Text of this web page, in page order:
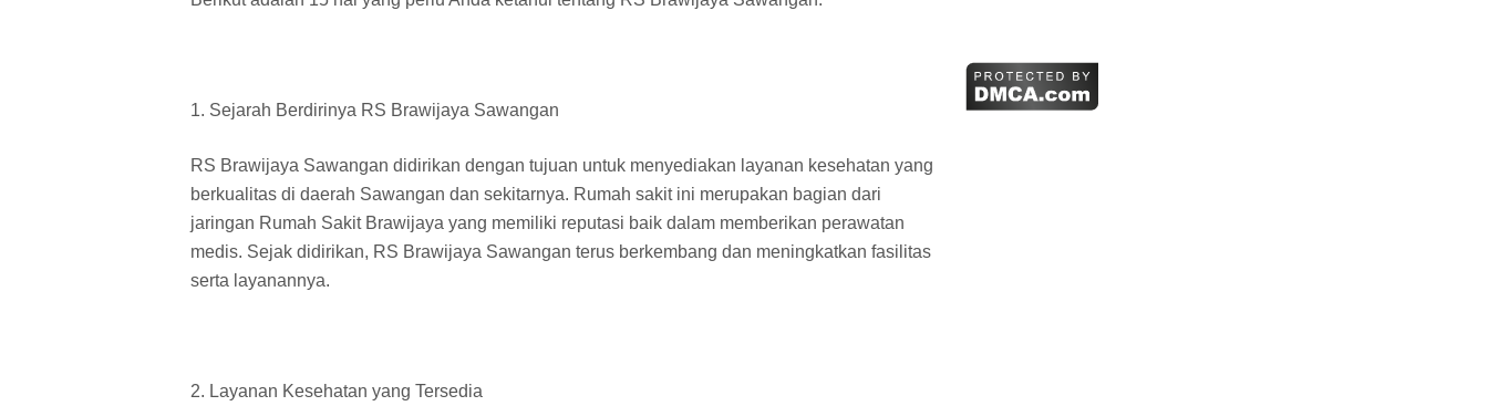
1. Sejarah Berdirinya RS Brawijaya Sawangan
RS Brawijaya Sawangan didirikan dengan tujuan untuk menyediakan layanan kesehatan yang
berkualitas di daerah Sawangan dan sekitarnya. Rumah sakit ini merupakan bagian dari
jaringan Rumah Sakit Brawijaya yang memiliki reputasi baik dalam memberikan perawatan
medis. Sejak didirikan, RS Brawijaya Sawangan terus berkembang dan meningkatkan fasilitas
serta layanannya.
2. Layanan Kesehatan yang Tersedia